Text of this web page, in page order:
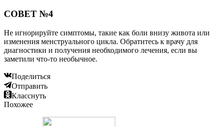
СОВЕТ №4
Не игнорируйте симптомы, такие как боли внизу живота или
изменения менструального цикла. Обратитесь к врачу для
диагностики и получения необходимого лечения, если вы
заметили что-то необычное.
Поделиться
Отправить
Класснуть
Похожее